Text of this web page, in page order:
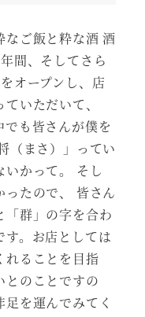
なご飯と粋な酒 酒
間、そしてさら
オープンし、店
いただいて、
も皆さんが僕を
（まさ）」ってい
いかって。 そし
ったので、 皆さん
「群」の字を合わ
。お店としては
れることを目指
とのことですの
を運んでみてく